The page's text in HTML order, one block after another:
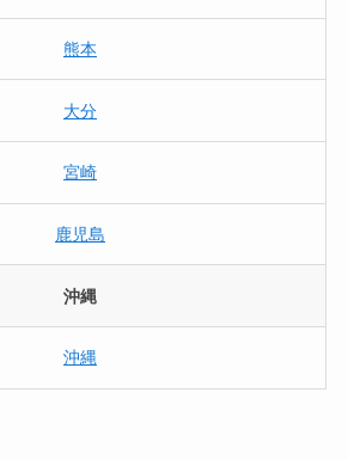
熊本
大分
宮崎
鹿児島
沖縄
沖縄